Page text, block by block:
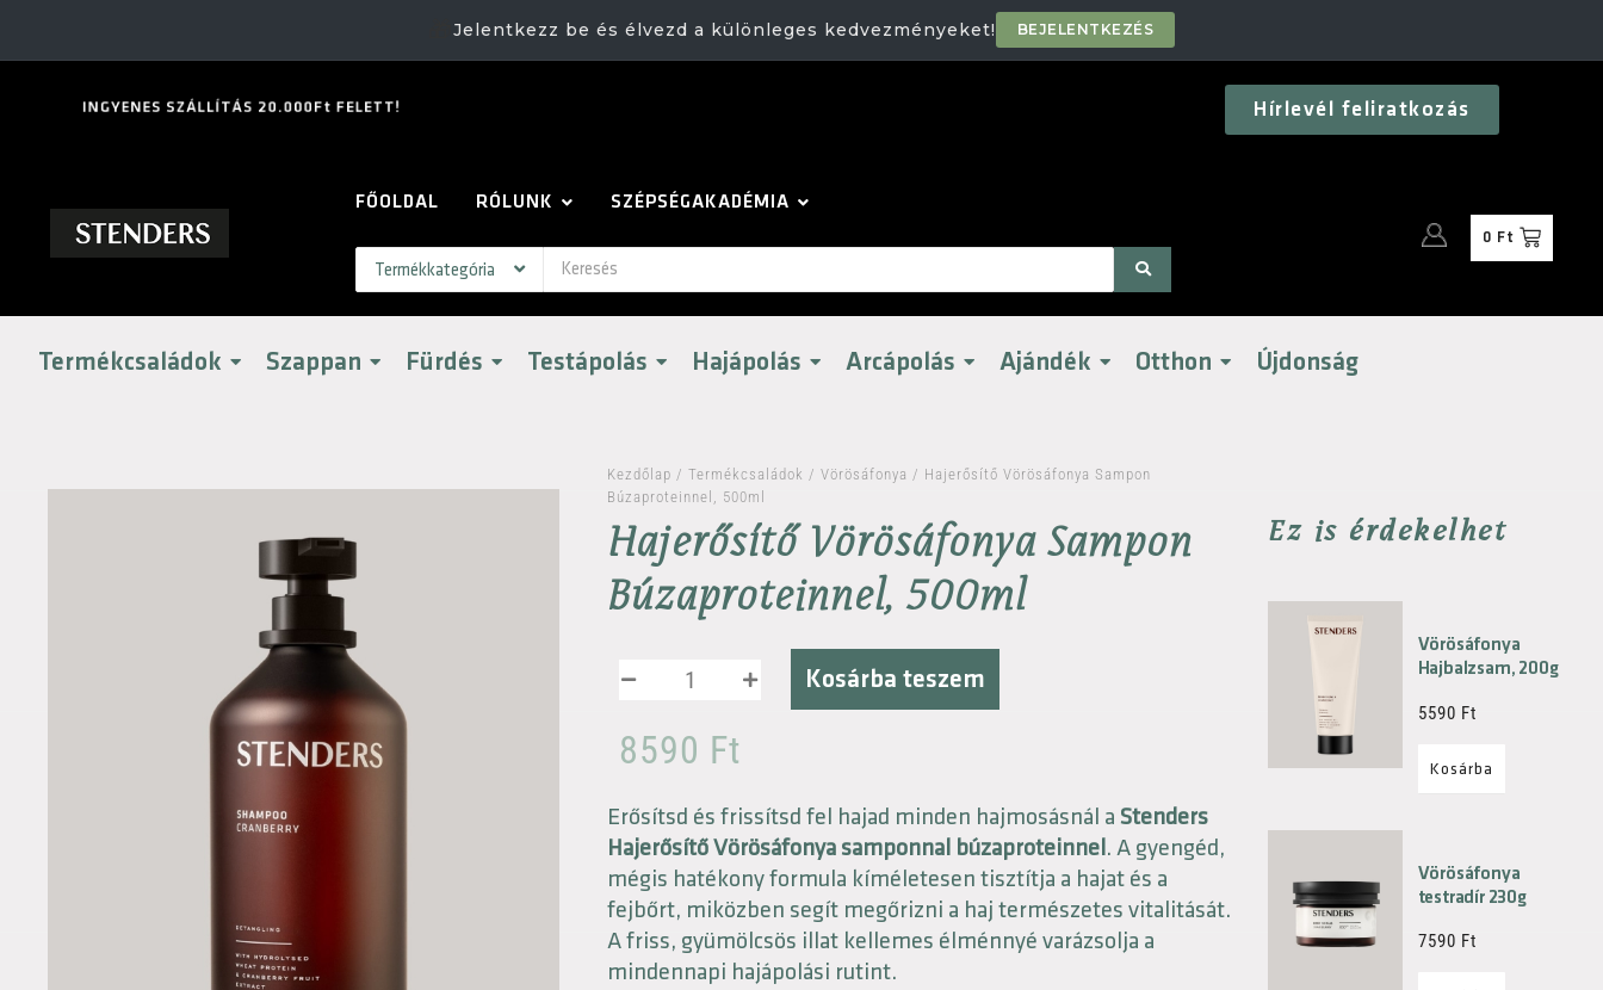
Jelentkezz be és élvezd a különleges kedvezményeket! BEJELENTKEZÉS
NGYENES SZÁLLÍTÁS 20.000Ft FELETT Hírlevél feliratkozás
FŐOLDAL RÓLUNK SZÉPSÉGAKADÉMIA
0 Ft
Termékcsaládok Szappan Fürdés Testápolás Hajápolás Arcápolás Ajándék Otthon Újdonság
Kezdőlap /Termékcsaládok /Vörösáfonya / Hajerősítő Vörösáfonya Sampon
Búzaproteinnel, 500ml
Hajerősítő Vörösáfonya Sampon
Búzaproteinnel, 500ml
Kosárba teszem
8590 Ft
Erősítsd és frissítsd fel hajad minden hajmosásnál aStenders
Hajerősítő Vörösáfonya samponnal búzaproteinnel. A gyengéd,
mégis hatékony formula kíméletesen tisztítja a hajat és a
fejbőrt, miközben segít megőrizni a haj természetes vitalitását.
A friss, gyümölcsös illat kellemes élménnyé varázsolja a
mindennapi hajápolási rutint.
Ez is érdekelhet
Vörösáfonya
Hajbalzsam, 200g
5590 Ft
Kosárba
Vörösáfonya
testradír 230g
7590 Ft